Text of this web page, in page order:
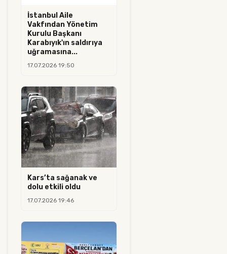
İstanbul Aile
Vakfından Yönetim
Kurulu Başkanı
Karabıyık'ın saldırıya
uğramasına...
17.07.2026 19:50
Kars’ta sağanak ve
dolu etkili oldu
17.07.2026 19:46